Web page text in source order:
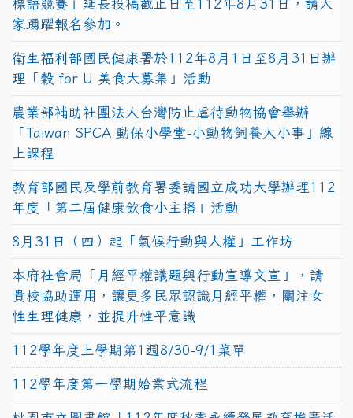
標語競賽」延長投稿截止日至112年8月31日，請大
家踴躍報名參加。
衛生福利部國民健康署於112年8月1日至8月31日辦
理「穀 for U 美食大募集」活動
農業部補助社團法人台灣防止虐待動物協會舉辦
「Taiwan SPCA 動保小學堂-小動物飼養大小事」線
上課程
教育部國民及學前教育署委請國立成功大學辦理112
年度「第二屆健康飲食小主播」活動
8月31日（四）起「氣候行動與人權」工作坊
本府社會局「月經平權議題與行動宣導文宣」，請
貴校協助運用，讓更多民眾認識月經平權，關注女
性生理健康，並提升性平意識
112學年度上學期第1週8/30-9/1菜單
112學年度第一學期始業式流程